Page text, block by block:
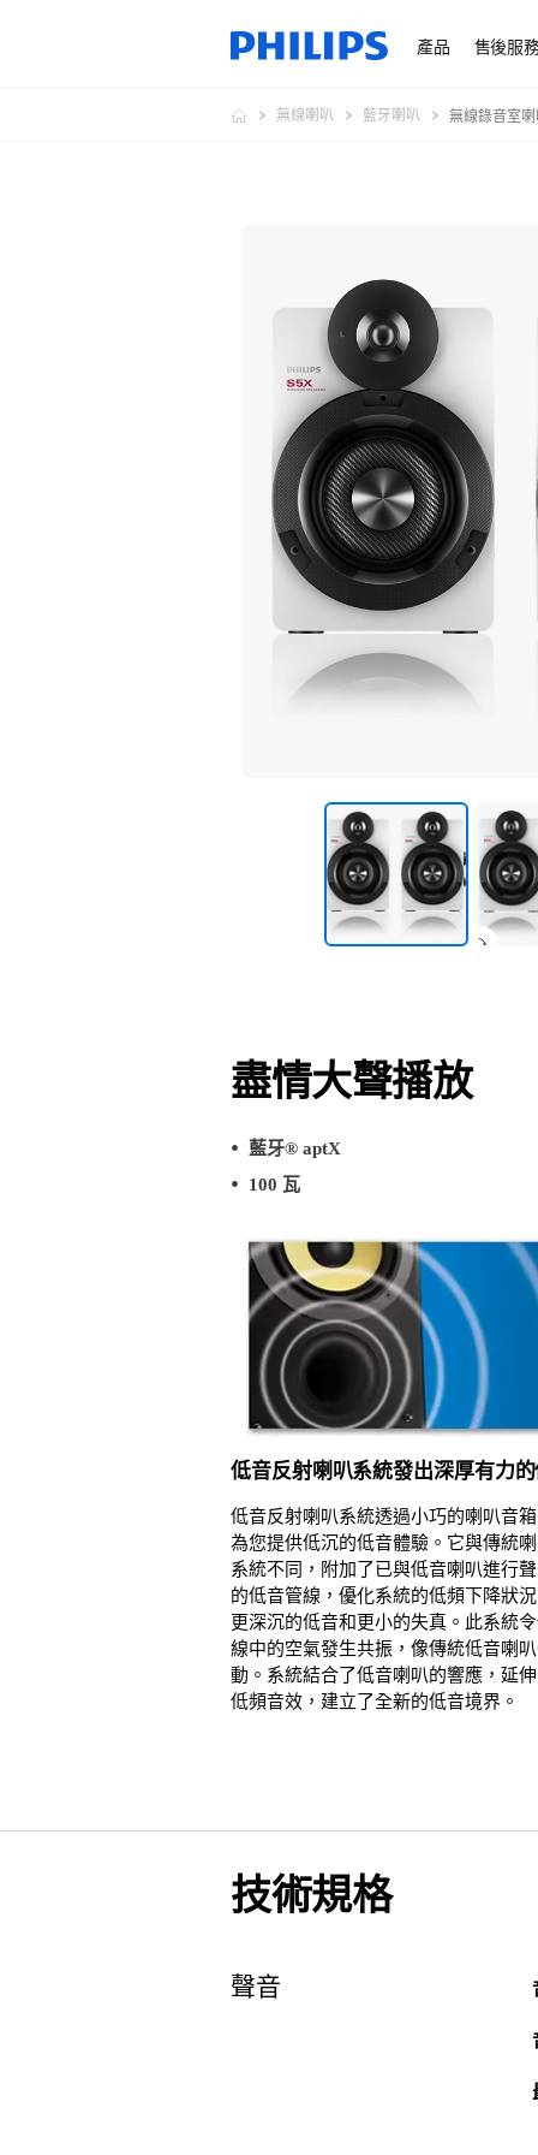
產品 售後服
無線喇叭 藍牙喇叭 無線錄音室
盡情大聲播放
藍牙® aptX
100 瓦
低音反射喇叭系統發出深厚有力
低音反射喇叭系統透過小巧的喇叭音
為您提供低沉的低音體驗。它與傳統
系統不同，附加了已與低音喇叭進行
的低音管線，優化系統的低頻下降狀
更深沉的低音和更小的失真。此系統
線中的空氣發生共振，像傳統低音喇
動。系統結合了低音喇叭的響應，延
低頻音效，建立了全新的低音境界。
技術規格
聲音